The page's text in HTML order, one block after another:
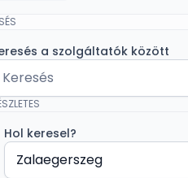
a szolgáltatók között
Hol keresel?